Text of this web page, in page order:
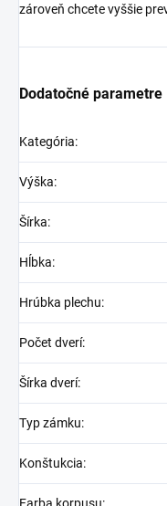
zároveň chcete vyššie
Dodatočné parametre
Kategória:
Výška:
Šírka:
Hĺbka:
Hrúbka plechu:
Počet dverí:
Šírka dverí:
Typ zámku:
Konštukcia:
Farba korpusu: